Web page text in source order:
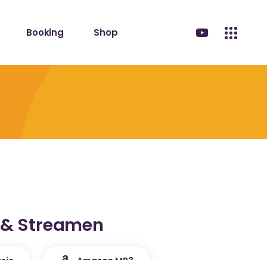
Booking Shop
Streamen